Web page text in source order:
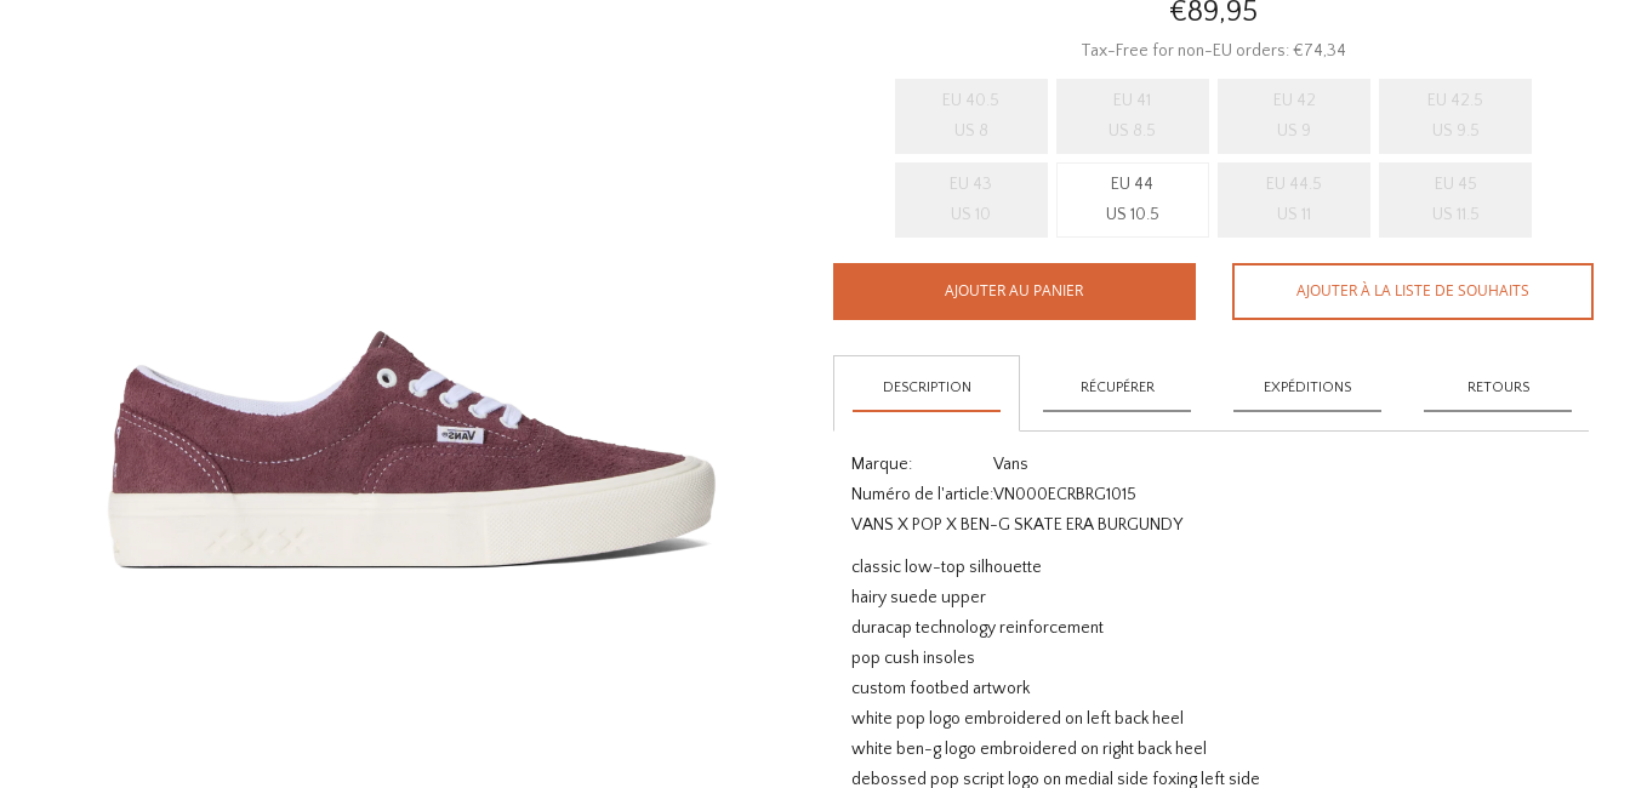
€89,95
Tax-Free for non-EU orders: €74,34
EU 40.5
US 8
EU 41
US 8.5
EU 42
US 9
EU 42.5
US 9.5
EU 43
US 10
EU 44
US 10.5
EU 44.5
US 11
EU 45
US 11.5
AJOUTER AU PANIER AJOUTER À LA LISTE DE SOUHAITS
DESCRIPTION RÉCUPÉRER EXPÉDITIONS RETOURS
Marque:
Vans
Numéro de l'article:VN000ECRBRG1015
VANS X POP X BEN-G SKATE ERA BURGUNDY
classic low-top silhouette
hairy suede upper
duracap technology reinforcement
pop cush insoles
custom footbed artwork
white pop logo embroidered on left back heel
white ben-g logo embroidered on right back heel
debossed pop script logo on medial side foxing left side